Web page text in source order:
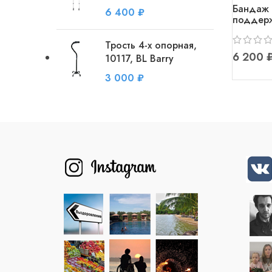
₽
Трость 4-х опорная,
10117, BL Barry
₽
Бандаж